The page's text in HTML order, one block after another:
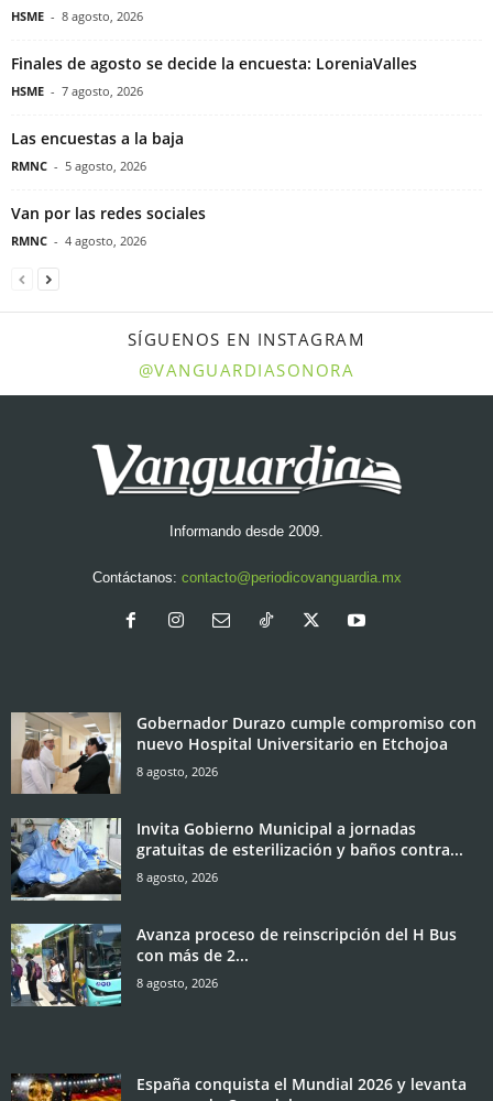
HSME - 8 agosto, 2026
Finales de agosto se decide la encuesta: LoreniaValles
HSME - 7 agosto, 2026
Las encuestas a la baja
RMNC - 5 agosto, 2026
Van por las redes sociales
RMNC - 4 agosto, 2026
SÍGUENOS EN INSTAGRAM
@VANGUARDIASONORA
Informando desde 2009.
Contáctanos: contacto@periodicovanguardia.mx
Gobernador Durazo cumple compromiso con
nuevo Hospital Universitario en Etchojoa
8 agosto, 2026
Invita Gobierno Municipal a jornadas
gratuitas de esterilización y baños contra...
8 agosto, 2026
Avanza proceso de reinscripción del H Bus
con más de 2...
8 agosto, 2026
España conquista el Mundial 2026 y levanta